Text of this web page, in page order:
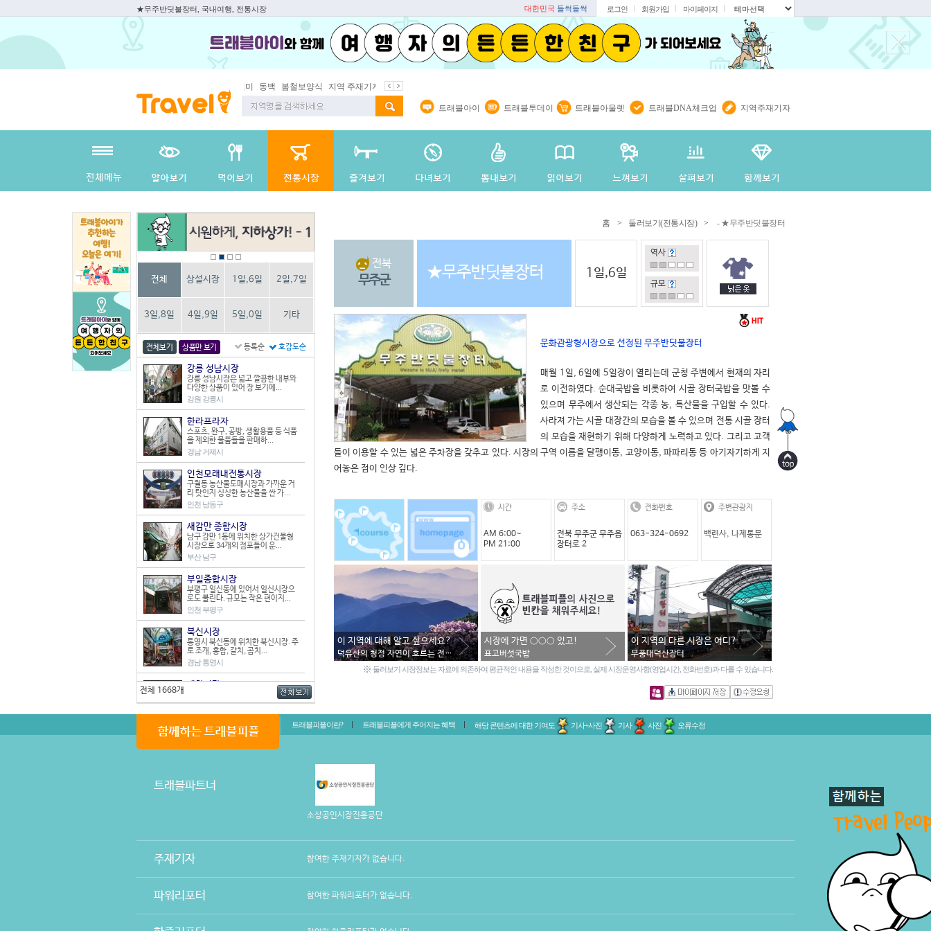
★무주반딧불장터, 국내여행, 전통시장 대한민국 들썩들썩 로그인 회원가입 마이페이지
동백 봄철보양식 지역 주재기자 쇼 미 더 트래블아이
트래블아이 트래블투데이 트래블아울렛 트래블DNA체크업 지역주재기자
전체 상설시장 1일,6일 2일,7일
3일,8일 4일,9일 5일,0일 기타
등록순 호감도순
전체보기 상품만 보기
강릉 성남시장
강릉 성남시장은 넓고 깔끔한 내부와
다양한 상품이 있어 장 보기에...
강원 강릉시
한라프라자
스포츠, 완구, 공방, 생활용품 등 식품
을 제외한 물품들을 판매하...
경남 거제시
인천모래내전통시장
구월동 농산물도매시장과 가까운 거
리 탓인지 싱싱한 농산물을 싼 가...
인천 남동구
새감만 종합시장
남구 감만 1동에 위치한 상가건물형
시장으로 34개의 점포들이 운...
부산 남구
부일종합시장
부평구 일신동에 있어서 일신시장으
로도 불린다. 규모는 작은 편이지...
인천 부평구
북신시장
통영시 북신동에 위치한 북신시장. 주
로 조개, 홍합, 갈치, 곰치...
경남 통영시
매화시장
매화시장은 지금은 그 규모가 매우 영
세하지만 1970년대까지는 우...
경북 울진군
명동역지하쇼핑센터
지하철 4호선 명동역과 연결되어 있
오정 재래시장
매산로 테마거리
212개의 점포로 이루어진 중형시장
이며 상가건물형 시장인 매산로 ...
민락회타운
락회타운시장. 교통이 편리하고 ...
부산 수영구
전체 1668개
홈 > 둘러보기(전통시장) > - ★무주반딧불장터
전북
무주군 ★무주반딧불장터 1일,6일
역사
규모
문화관광형시장으로 선정된 무주반딧불장터
매월 1일, 6일에 5일장이 열리는데 군청 주변에서 현재의 자리
로 이전하였다. 순대국밥을 비롯하여 시골 장터국밥을 맛볼 수
있으며 무주에서 생산되는 각종 농, 특산물을 구입할 수 있다.
사라져 가는 시골 대장간의 모습을 볼 수 있으며 전통 시골 장터
의 모습을 재현하기 위해 다양하게 노력하고 있다. 그리고 고객
들이 이용할 수 있는 넓은 주차장을 갖추고 있다. 시장의 구역 이름을 달팽이동, 고양이동, 파파리동 등 아기자기하게 지
어놓은 점이 인상 깊다.
시간
AM 6:00~
PM 21:00
주소
전북 무주군 무주읍
장터로 2
전화번호
063-324-0692
주변관광지
백련사, 나제통문
이 지역에 대해 알고 싶으세요?
덕유산의 청정 자연이 흐르는 전북 무주
시장에 가면 ○○○ 있고!
표고버섯국밥
이 지역의 다른 시장은 어디?
무풍대덕산장터
※ 둘러보기 시장정보는 자료에 의존하여 평균적인 내용을 작성한 것이으로, 실제 시장운영사항(영업시간, 전화번호)과 다를 수 있습니다.
트래블피플이란? 트래블피플에게 주어지는 혜택 해당 콘텐츠에 대한 기여도 기사+사진 기사 사진 오류수정
트래블파트너
소상공인시장진흥공단
주재기자 참여한 주재기자가 없습니다.
파워리포터 참여한 파워리포터가 없습니다.